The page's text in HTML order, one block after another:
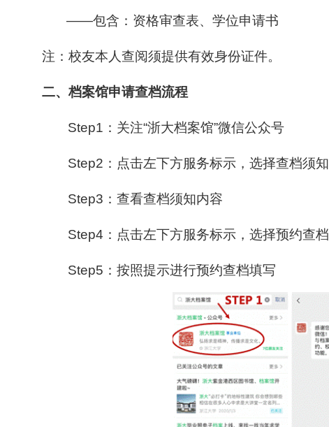
——包含：资格审查表、学位申请书
注：校友本人查阅须提供有效身份证件。
二、档案馆申请查档流程
Step1 ：关注“浙大档案馆”微信公众号
Step2 ：点击左下方服务标示，选择查档须知
Step3 ：查看查档须知内容
Step4 ：点击左下方服务标示，选择预约查档
Step5 ：按照提示进行预约查档填写